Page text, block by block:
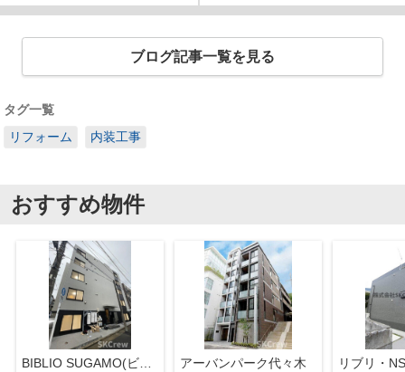
ブログ記事一覧を見る
タグ一覧
リフォーム
内装工事
おすすめ物件
BIBLIO SUGAMO(ビブリオスガモ)
アーバンパーク代々木
リブリ・NS